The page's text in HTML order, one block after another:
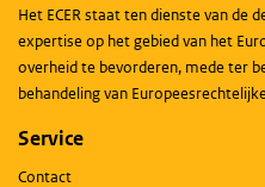
Het ECER staat ten dienste van de
expertise op het gebied van het
overheid te bevorderen, mede ter
behandeling van
Service
Contact